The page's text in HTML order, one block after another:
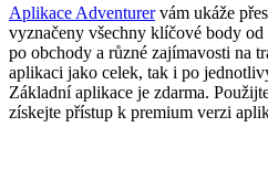
Aplikace Adventurervám ukáže
vyznačeny všechny klíčové body
po obchody a různé zajímavosti na
aplikaci jako celek, tak i po
Základní aplikace je zdarma.
získejte přístup k premium verzi